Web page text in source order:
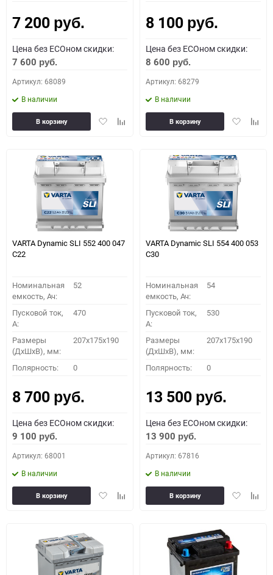
Как определить полярность?
0 - обратная 1 - прямая 3 - обратная 4 - прямая
7 200 руб.
Цена без ECOном скидки:
7 600 руб.
Артикул: 68089
В наличии
ДобавитьДобавить
В корзину
8 100 руб.
Цена без ECOном скидки:
8 600 руб.
Артикул: 68279
В наличии
Добавить
В корзину
VARTA Dynamic SLI 552 400 047
C22
Номинальная
емкость, Ач:
52
Пусковой ток,
A:
470
Размеры
(ДхШхВ), мм:
207x175x190
Полярность: 0
8 700 руб.
Цена без ECOном скидки:
9 100 руб.
Артикул: 68001
В наличии
ДобавитьДобавить
В корзину
VARTA Dynamic SLI 554 400 053
C30
Номинальная
емкость, Ач:
54
Пусковой ток,
A:
530
Размеры
(ДхШхВ), мм:
207x175x190
Полярность: 0
13 500 руб.
Цена без ECOном скидки:
13 900 руб.
Артикул: 67816
В наличии
Добавить
В корзину